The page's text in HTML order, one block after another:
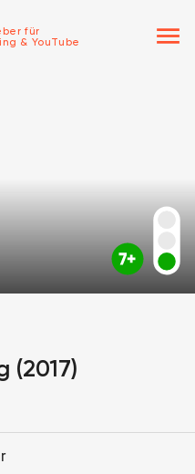
für
& YouTube
menu
(2017)